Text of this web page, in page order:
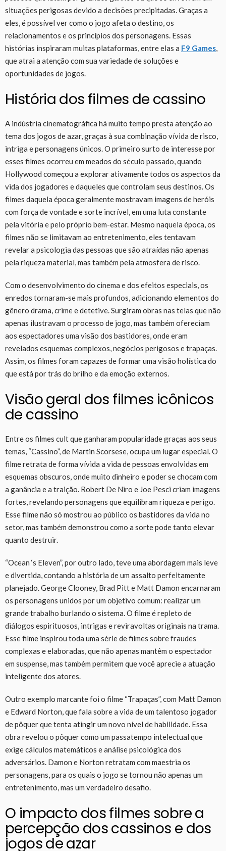
situações perigosas devido a decisões precipitadas. Graças a
eles, é possível ver como o jogo afeta o destino, os
relacionamentos e os princípios dos personagens. Essas
histórias inspiraram muitas plataformas, entre elas a F9 Games,
que atrai a atenção com sua variedade de soluções e
oportunidades de jogos.
História dos filmes de cassino
A indústria cinematográfica há muito tempo presta atenção ao
tema dos jogos de azar, graças à sua combinação vívida de risco,
intriga e personagens únicos. O primeiro surto de interesse por
esses filmes ocorreu em meados do século passado, quando
Hollywood começou a explorar ativamente todos os aspectos da
vida dos jogadores e daqueles que controlam seus destinos. Os
filmes daquela época geralmente mostravam imagens de heróis
com força de vontade e sorte incrível, em uma luta constante
pela vitória e pelo próprio bem-estar. Mesmo naquela época, os
filmes não se limitavam ao entretenimento, eles tentavam
revelar a psicologia das pessoas que são atraídas não apenas
pela riqueza material, mas também pela atmosfera de risco.
Com o desenvolvimento do cinema e dos efeitos especiais, os
enredos tornaram-se mais profundos, adicionando elementos do
gênero drama, crime e detetive. Surgiram obras nas telas que não
apenas ilustravam o processo de jogo, mas também ofereciam
aos espectadores uma visão dos bastidores, onde eram
revelados esquemas complexos, negócios perigosos e trapaças.
Assim, os filmes foram capazes de formar uma visão holística do
que está por trás do brilho e da emoção externos.
Visão geral dos filmes icônicos
de cassino
Entre os filmes cult que ganharam popularidade graças aos seus
temas, “Cassino”, de Martin Scorsese, ocupa um lugar especial. O
filme retrata de forma vívida a vida de pessoas envolvidas em
esquemas obscuros, onde muito dinheiro e poder se chocam com
a ganância e a traição. Robert De Niro e Joe Pesci criam imagens
fortes, revelando personagens que equilibram riqueza e perigo.
Esse filme não só mostrou ao público os bastidores da vida no
setor, mas também demonstrou como a sorte pode tanto elevar
quanto destruir.
“Ocean ‘s Eleven”, por outro lado, teve uma abordagem mais leve
e divertida, contando a história de um assalto perfeitamente
planejado. George Clooney, Brad Pitt e Matt Damon encarnaram
os personagens unidos por um objetivo comum: realizar um
grande trabalho burlando o sistema. O filme é repleto de
diálogos espirituosos, intrigas e reviravoltas originais na trama.
Esse filme inspirou toda uma série de filmes sobre fraudes
complexas e elaboradas, que não apenas mantêm o espectador
em suspense, mas também permitem que você aprecie a atuação
inteligente dos atores.
Outro exemplo marcante foi o filme “Trapaças”, com Matt Damon
e Edward Norton, que fala sobre a vida de um talentoso jogador
de pôquer que tenta atingir um novo nível de habilidade. Essa
obra revelou o pôquer como um passatempo intelectual que
exige cálculos matemáticos e análise psicológica dos
adversários. Damon e Norton retratam com maestria os
personagens, para os quais o jogo se tornou não apenas um
entretenimento, mas um verdadeiro desafio.
O impacto dos filmes sobre a
percepção dos cassinos e dos
jogos de azar